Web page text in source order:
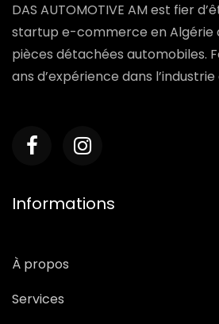
DAS AUTOMOTIVE AM est fier
startup e-commerce en Algérie
pièces détachées automobiles.
ans d’expérience dans
Informations
À propos
Services